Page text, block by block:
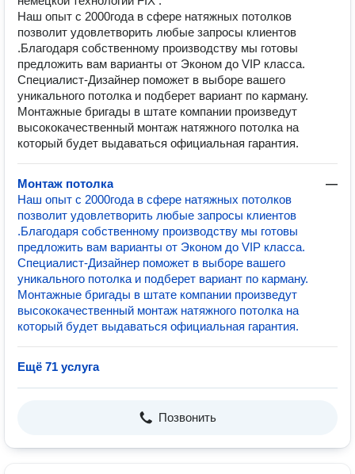
Наш опыт с 2000года в сфере натяжных потолков
позволит удовлетворить любые запросы клиентов
.Благодаря собственному производству мы готовы
предложить вам варианты от Эконом до VIP класса.
Специалист-Дизайнер поможет в выборе вашего
уникального потолка и подберет вариант по карману.
Монтажные бригады в штате компании произведут
высококачественный монтаж натяжного потолка на
который будет выдаваться официальная гарантия.
Монтаж потолка
—
Наш опыт с 2000года в сфере натяжных потолков
позволит удовлетворить любые запросы клиентов
.Благодаря собственному производству мы готовы
предложить вам варианты от Эконом до VIP класса.
Специалист-Дизайнер поможет в выборе вашего
уникального потолка и подберет вариант по карману.
Монтажные бригады в штате компании произведут
высококачественный монтаж натяжного потолка на
который будет выдаваться официальная гарантия.
Ещё 71 услуга
Позвонить